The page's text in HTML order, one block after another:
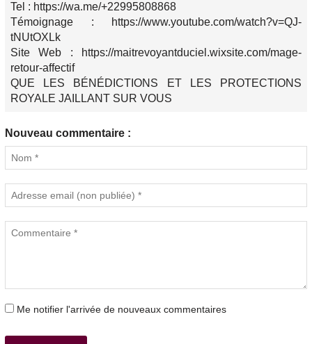
Tel : https://wa.me/+22995808868
Témoignage : https://www.youtube.com/watch?v=QJ-
tNUtOXLk
Site Web : https://maitrevoyantduciel.wixsite.com/mage-
retour-affectif
QUE LES BÉNÉDICTIONS ET LES PROTECTIONS
ROYALE JAILLANT SUR VOUS
Nouveau commentaire :
Me notifier l'arrivée de nouveaux commentaires